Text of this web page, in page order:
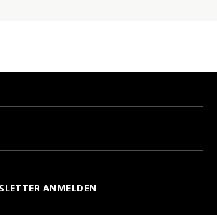
ANMELDEN